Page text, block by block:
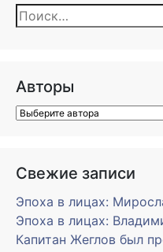
Найти:
Авторы
Свежие записи
Эпоха в лицах:
Эпоха в лицах:
Капитан Жеглов был